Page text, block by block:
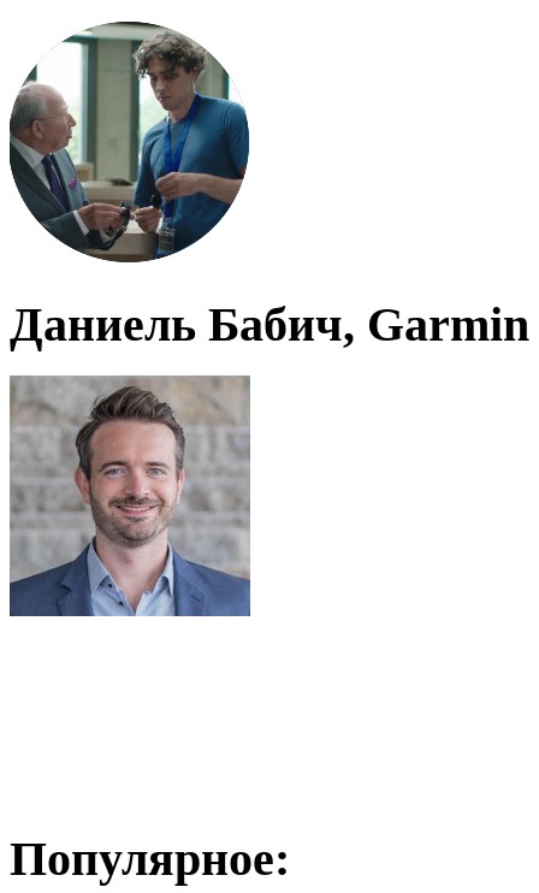
Даниель Бабич, Garmin
Популярное: